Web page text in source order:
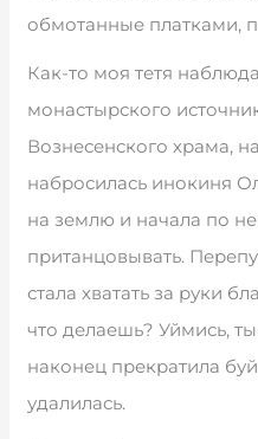
обмотанные платками,
Как-то моя тетя
монастырского
Вознесенского храма,
набросилась инокиня
на землю и начала по
пританцовывать.
стала хватать за руки
что делаешь? Уймись,
наконец прекратила
удалилась.